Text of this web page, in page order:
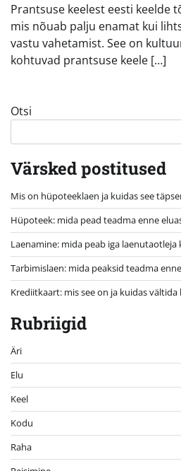
Prantsuse keelest eesti keelde
mis nõuab palju enamat kui
vastu vahetamist. See on
kohtuvad prantsuse keele […]
Otsi
Värsked postitused
Mis on hüpoteeklaen ja kuidas see
Hüpoteek: mida pead teadma enne
Laenamine: mida peab iga
Tarbimislaen: mida peaksid teadma
Krediitkaart: mis see on ja kuidas vältida
Rubriigid
Äri
Elu
Keel
Kodu
Raha